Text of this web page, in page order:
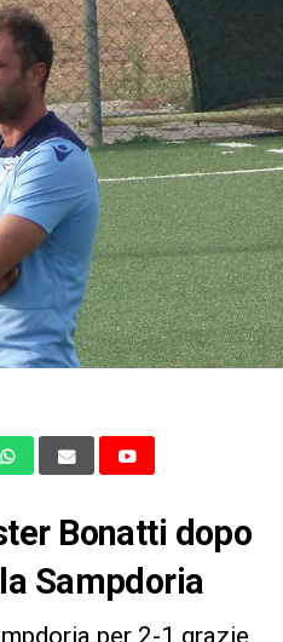
Bonatti dopo
Sampdoria
per 2-1 grazie